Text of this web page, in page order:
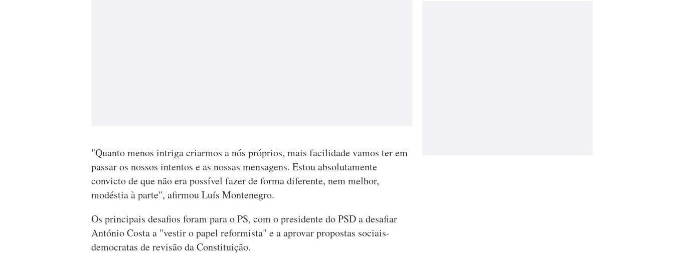
"Quanto menos intriga criarmos a nós próprios, mais facilidade vamos ter em
passar os nossos intentos e as nossas mensagens. Estou absolutamente
convicto de que não era possível fazer de forma diferente, nem melhor,
modéstia à parte", afirmou Luís Montenegro.
Os principais desafios foram para o PS, com o presidente do PSD a desafiar
António Costa a "vestir o papel reformista" e a aprovar propostas sociais-
democratas de revisão da Constituição.